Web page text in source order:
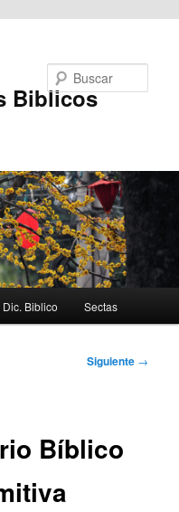
Biblicos
Dic. Biblico Sectas
Siguiente →
Bíblico